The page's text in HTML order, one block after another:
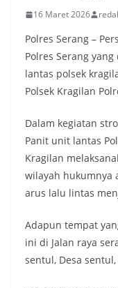
16 Maret 2026
Polres Serang –
Polres Serang
lantas polsek
Polsek Kragilan
Dalam kegiatan
Panit unit lantas
Kragilan
wilayah hukumnya
arus lalu lintas
Adapun tempat
ini di Jalan raya
sentul, Desa